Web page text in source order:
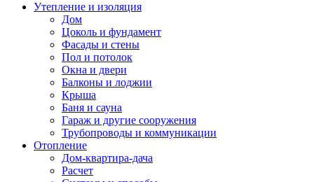
Утепление и изоляция
Дом
Цоколь и фундамент
Фасады и стены
Пол и потолок
Окна и двери
Балконы и лоджии
Крыша
Баня и сауна
Гараж и другие сооружения
Трубопроводы и коммуникации
Отопление
Дом-квартира-дача
Расчет